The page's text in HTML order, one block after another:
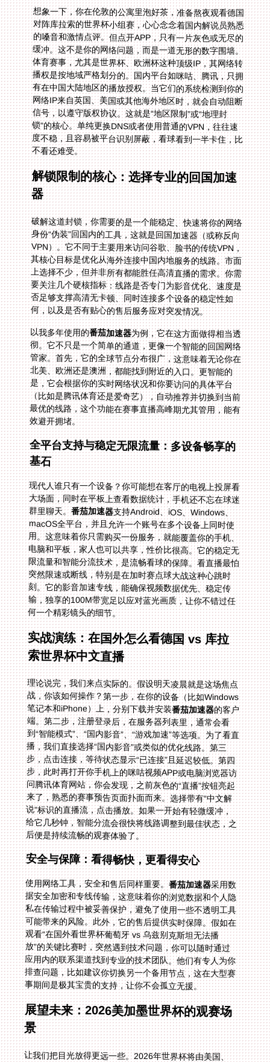
想象一下，你在伦敦的公寓里泡好茶，准备熬夜观看德国
对阵库拉索的世界杯小组赛，心心念念着国内解说员熟悉
的嗓音和激情点评。但点开APP，只有一片灰色或无尽的
缓冲。这不是你的网络问题，而是一道无形的数字围墙。
体育赛事，尤其是世界杯、欧洲杯这种顶级IP，其网络转
播权是按地域严格划分的。国内平台如咪咕、腾讯，只拥
有在中国大陆地区的播放授权。当它们的系统检测到你的
网络IP来自英国、美国或其他海外地区时，就会自动阻断
信号，以遵守版权协议。这就是“地区限制”或“地理封
锁”的核心。单纯更换DNS或者使用普通的VPN，往往速
度不稳，且容易被平台识别屏蔽，看球看到一半卡住，比
不看还难受。
解锁限制的核心：选择专业的回国加速
器
破解这道封锁，你需要的是一个能稳定、快速将你的网络
身份“伪装”回国内的工具，这就是回国加速器（或称反向
VPN）。它不同于主要用来访问谷歌、脸书的传统VPN，
其核心目标是优化从海外连接中国内地服务的线路。市面
上选择不少，但并非所有都能胜任高清直播的需求。你需
要关注几个硬核指标：线路是否专门为影音优化、速度是
否足够支撑高清无卡顿、同时连接多个设备的稳定性如
何，以及是否有贴心的售后服务应对突发情况。
以我多年使用的番茄加速器为例，它在这方面做得相当透
彻。它不只是一个简单的通道，更像一个智能的回国网络
管家。首先，它的全球节点分布很广，这意味着无论你在
北美、欧洲还是澳洲，都能找到附近的入口。更智能的
是，它会根据你的实时网络状况和你要访问的具体平台
（比如是腾讯体育还是爱奇艺），自动推荐并切换到当前
最优的线路，这个功能在赛事直播高峰期尤其管用，能有
效避开拥堵。
全平台支持与稳定无限流量：多设备畅享的
基石
现代人谁只有一个设备？你可能想在客厅的电视上投屏看
大场面，同时在平板上查看数据统计，手机还不忘在球迷
群里聊天。番茄加速器支持Android、iOS、Windows、
macOS全平台，并且允许一个账号在多个设备上同时使
用。这意味着你只需购买一份服务，就能覆盖你的手机、
电脑和平板，家人也可以共享，性价比很高。它的稳定无
限流量和智能分流技术，是流畅看球的保障。看直播最怕
突然限速或断线，特别是在加时赛点球大战这种心跳时
刻。它的影音加速专线，能确保视频数据优先、稳定传
输，独享的100M带宽足以应对蓝光画质，让你不错过任
何一个精彩镜头的细节。
实战演练：在国外怎么看德国 vs 库拉
索世界杯中文直播
理论说完，我们来点实际的。假设明天凌晨就是这场焦点
战，你该如何操作？第一步，在你的设备（比如Windows
笔记本和iPhone）上，分别下载并安装番茄加速器的客户
端。第二步，注册登录后，在服务器列表里，通常会看
到“智能模式”、“国内影音”、“游戏加速”等选项。为了看直
播，我们直接选择“国内影音”或类似的优化线路。第三
步，点击连接，等待状态显示“已连接”且延迟较低。第四
步，此时再打开你手机上的咪咕视频APP或电脑浏览器访
问腾讯体育网站，你会发现，之前灰色的“直播”按钮亮起
来了，熟悉的赛事预告页面扑面而来。选择带有“中文解
说”标识的直播流，点击播放。如果一开始有轻微缓冲，
给它几秒钟，智能分流会很快将线路调整到最佳状态，之
后便是持续流畅的观赛体验了。
安全与保障：看得畅快，更看得安心
使用网络工具，安全和售后同样重要。番茄加速器采用数
据安全加密和专线传输，这意味着你的浏览数据和个人隐
私在传输过程中被妥善保护，避免了使用一些不透明工具
可能带来的风险。此外，它的售后提供实时保障。假如在
观看“在国外看世界杯葡萄牙 vs 乌兹别克斯坦无法播
放”的关键比赛时，突然遇到技术问题，你可以随时通过
应用内的联系渠道找到专业的技术团队。他们有专人为你
排查问题，比如建议你切换另一个备用节点，这在大型赛
事期间是极其宝贵的支持，让你不会孤立无援。
展望未来：2026美加墨世界杯的观赛场
景
让我们把目光放得更远一些。2026年世界杯将由美国、
加拿大和墨西哥联合举办，赛事将空前分散，时区也更加
复杂。对于海外华人，特别是北美地区的观众，可能想通
过国内平台观看有中国队参与的比赛（如果晋级的话），
或者纯粹偏爱中文解说氛围。届时，地区限制只会更加严